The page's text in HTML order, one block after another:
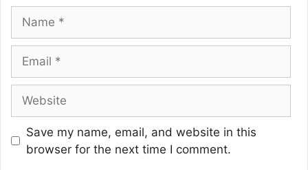
Save my name, email, and website in this
browser for the next time I comment.